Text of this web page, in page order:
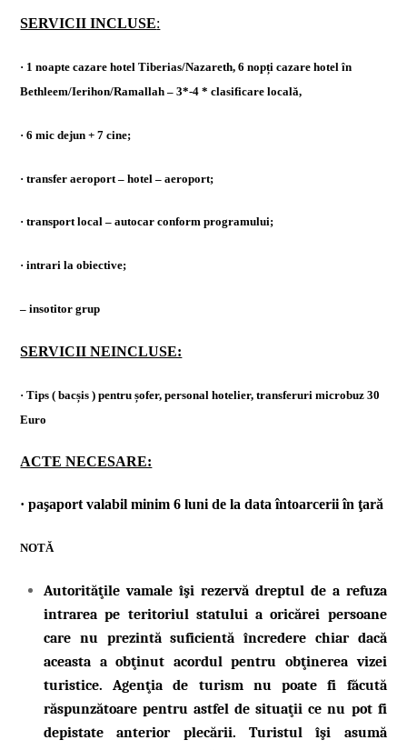
SERVICII INCLUSE:
· 1 noapte cazare hotel Tiberias/Nazareth, 6 nopți cazare hotel în
Bethleem/Ierihon/Ramallah – 3*-4 * clasificare locală,
· 6 mic dejun + 7 cine;
· transfer aeroport – hotel – aeroport;
· transport local – autocar conform programului;
· intrari la obiective;
– insotitor grup
SERVICII NEINCLUSE:
· Tips ( bacșis ) pentru șofer, personal hotelier, transferuri microbuz 30
Euro
ACTE NECESARE:
· paşaport valabil minim 6 luni de la data întoarcerii în ţară
NOTĂ
Autorităţile vamale îşi rezervă dreptul de a refuza
intrarea pe teritoriul statului a oricărei persoane
care nu prezintă suficientă încredere chiar dacă
aceasta a obţinut acordul pentru obţinerea vizei
turistice. Agenţia de turism nu poate fi făcută
răspunzătoare pentru astfel de situaţii ce nu pot fi
depistate anterior plecării. Turistul îşi asumă